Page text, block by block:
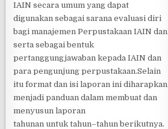
IAIN secara umum yang dapat
digunakan sebagai sarana evaluasi diri
bagi manajemen Perpustakaan IAIN dan
serta sebagai bentuk
pertanggungjawaban kepada IAIN dan
para pengunjung perpustakaan.Selain
itu format dan isi laporan ini diharapkan
menjadi panduan dalam membuat dan
menyusun laporan
tahunan untuk tahun–tahun berikutnya.